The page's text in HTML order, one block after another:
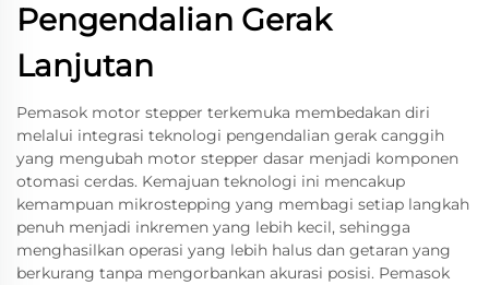
Pengendalian Gerak
Lanjutan
Pemasok motor stepper terkemuka membedakan diri
melalui integrasi teknologi pengendalian gerak canggih
yang mengubah motor stepper dasar menjadi komponen
otomasi cerdas. Kemajuan teknologi ini mencakup
kemampuan mikrostepping yang membagi setiap langkah
penuh menjadi inkremen yang lebih kecil, sehingga
menghasilkan operasi yang lebih halus dan getaran yang
berkurang tanpa mengorbankan akurasi posisi. Pemasok